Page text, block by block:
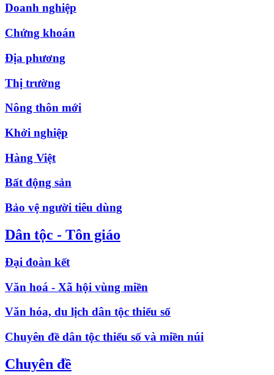
Doanh nghiệp
Chứng khoán
Địa phương
Thị trường
Nông thôn mới
Khởi nghiệp
Hàng Việt
Bất động sản
Bảo vệ người tiêu dùng
Dân tộc - Tôn giáo
Đại đoàn kết
Văn hoá - Xã hội vùng miền
Văn hóa, du lịch dân tộc thiểu số
Chuyên đề dân tộc thiểu số và miền núi
Chuyên đề